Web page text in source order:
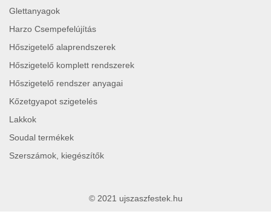
Glettanyagok
Harzo Csempefelújítás
Hőszigetelő alaprendszerek
Hőszigetelő komplett rendszerek
Hőszigetelő rendszer anyagai
Kőzetgyapot szigetelés
Lakkok
Soudal termékek
Szerszámok, kiegészítők
© 2021 ujszaszfestek.hu